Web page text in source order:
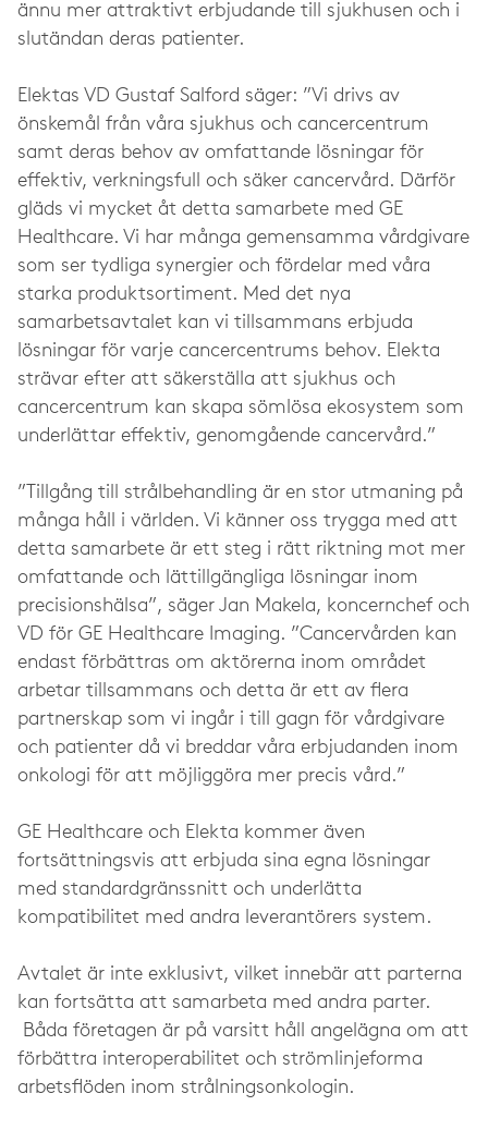
ännu mer attraktivt erbjudande till sjukhusen och i
slutändan deras patienter.
Elektas VD Gustaf Salford säger: ”Vi drivs av
önskemål från våra sjukhus och cancercentrum
samt deras behov av omfattande lösningar för
effektiv, verkningsfull och säker cancervård. Därför
gläds vi mycket åt detta samarbete med GE
Healthcare. Vi har många gemensamma vårdgivare
som ser tydliga synergier och fördelar med våra
starka produktsortiment. Med det nya
samarbetsavtalet kan vi tillsammans erbjuda
lösningar för varje cancercentrums behov. Elekta
strävar efter att säkerställa att sjukhus och
cancercentrum kan skapa sömlösa ekosystem som
underlättar effektiv, genomgående cancervård.”
”Tillgång till strålbehandling är en stor utmaning på
många håll i världen. Vi känner oss trygga med att
detta samarbete är ett steg i rätt riktning mot mer
omfattande och lättillgängliga lösningar inom
precisionshälsa”, säger Jan Makela, koncernchef och
VD för GE Healthcare Imaging. ”Cancervården kan
endast förbättras om aktörerna inom området
arbetar tillsammans och detta är ett av flera
partnerskap som vi ingår i till gagn för vårdgivare
och patienter då vi breddar våra erbjudanden inom
onkologi för att möjliggöra mer precis vård.”
GE Healthcare och Elekta kommer även
fortsättningsvis att erbjuda sina egna lösningar
med standardgränssnitt och underlätta
kompatibilitet med andra leverantörers system.
Avtalet är inte exklusivt, vilket innebär att parterna
kan fortsätta att samarbeta med andra parter.
Båda företagen är på varsitt håll angelägna om att
förbättra interoperabilitet och strömlinjeforma
arbetsflöden inom strålningsonkologin.